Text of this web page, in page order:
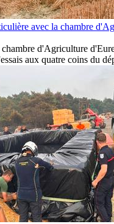
avec la chambre
chambre d'Agriculture
aux quatre coins du